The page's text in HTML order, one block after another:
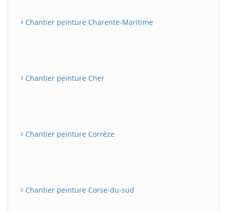
Chantier peinture Charente-Maritime
Chantier peinture Cher
Chantier peinture Corrèze
Chantier peinture Corse-du-sud